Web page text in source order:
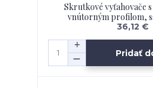
Skrutkové vyťahovače
vnútorným profilom,
36,12 €
Pridať